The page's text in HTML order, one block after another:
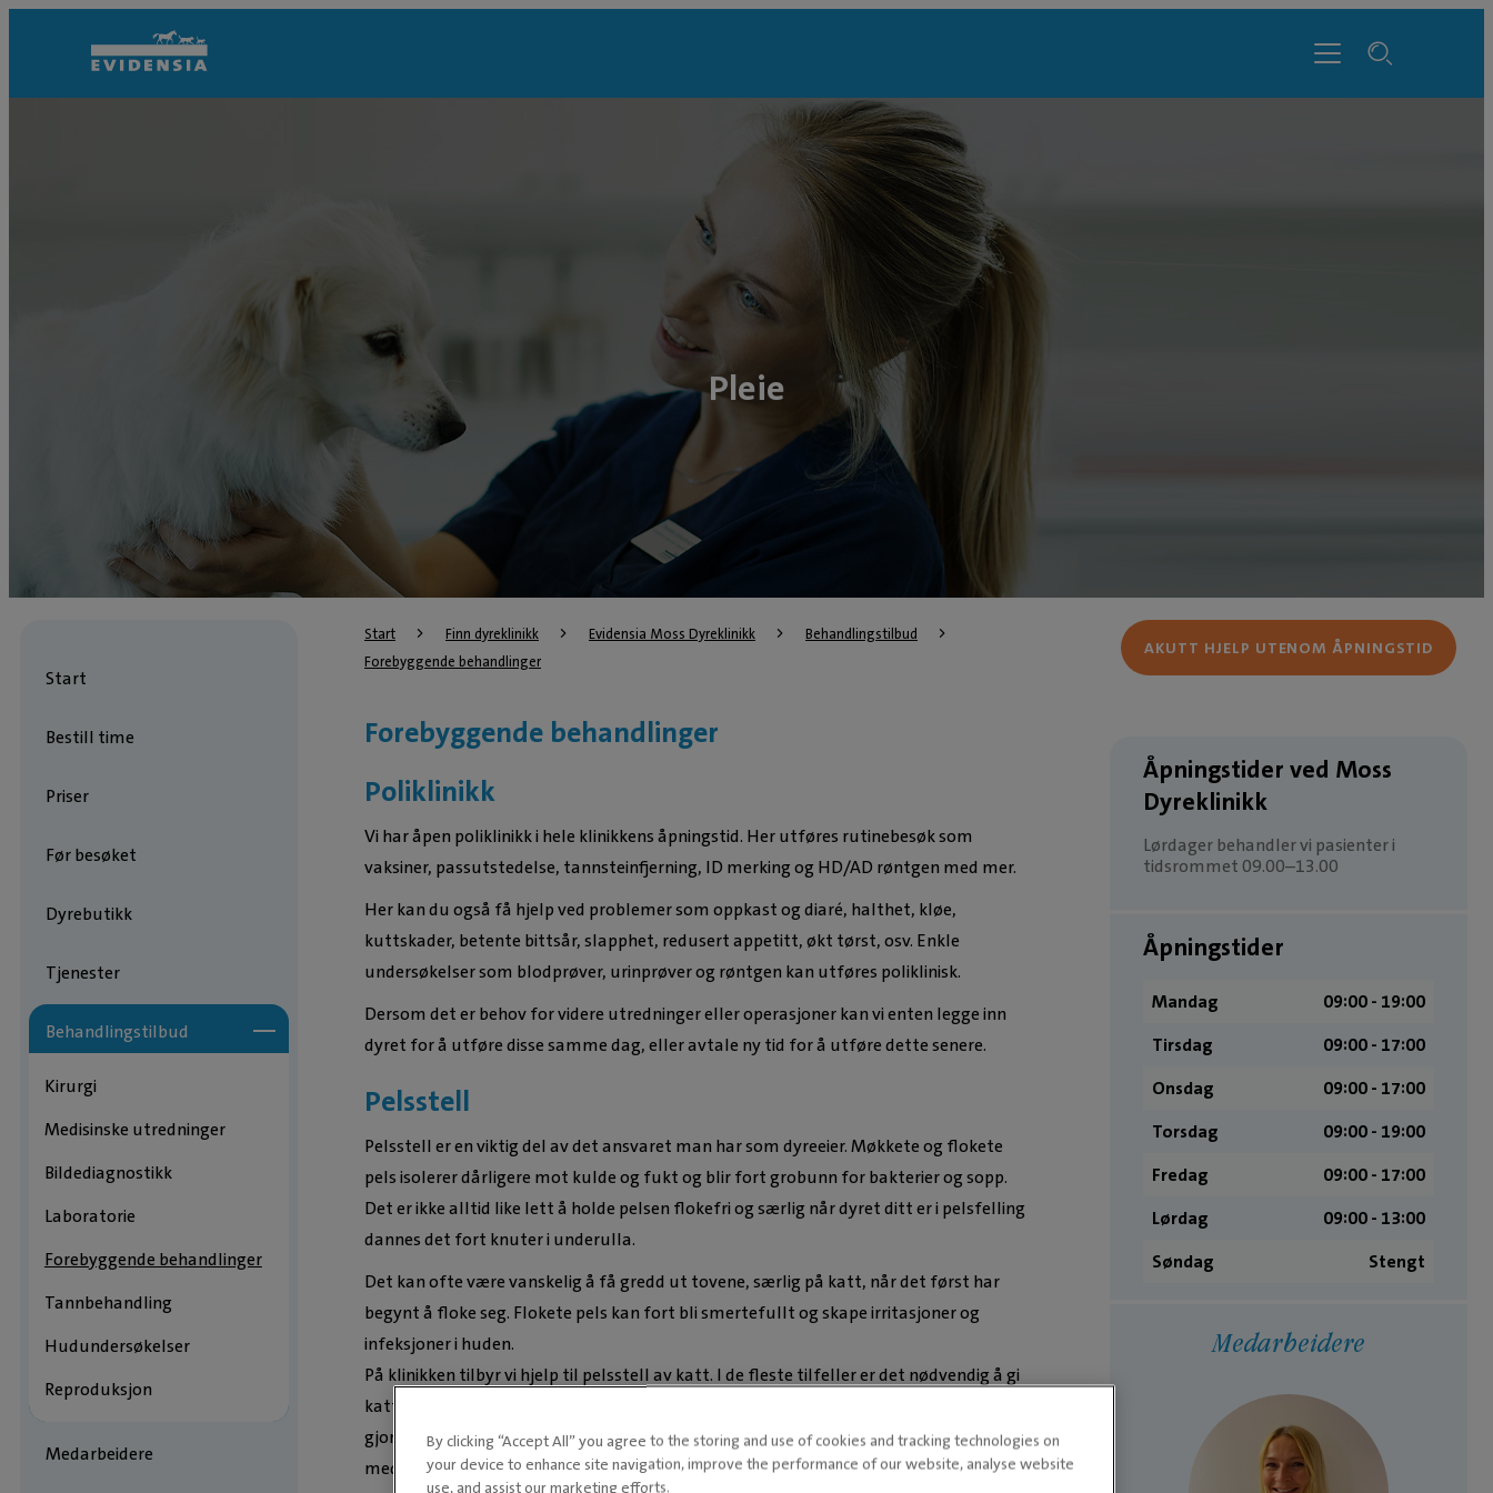
Pleie
Start Finn dyreklinikk Evidensia Moss Dyreklinikk
Behandlingstilbud
Forebyggende behandlinger
Start
Bestill time
Priser
Før besøket
Dyrebutikk
Tjenester
Behandlingstilbud
Kirurgi
Medisinske utredninger
Bildediagnostikk
Laboratorie
Forebyggende behandlinger
Tannbehandling
Hudundersøkelser
Reproduksjon
Medarbeidere
Forebyggende behandlinger
Poliklinikk
Vi har åpen poliklinikk i hele klinikkens åpningstid. Her utføres rutinebesøk som
vaksiner, passutstedelse, tannsteinfjerning, ID merking og HD/AD røntgen med mer.
Her kan du også få hjelp ved problemer som oppkast og diaré, halthet, kløe,
kuttskader, betente bittsår, slapphet, redusert appetitt, økt tørst, osv. Enkle
undersøkelser som blodprøver, urinprøver og røntgen kan utføres poliklinisk.
Dersom det er behov for videre utredninger eller operasjoner kan vi enten legge inn
dyret for å utføre disse samme dag, eller avtale ny tid for å utføre dette senere.
Pelsstell
Pelsstell er en viktig del av det ansvaret man har som dyreeier. Møkkete og flokete
pels isolerer dårligere mot kulde og fukt og blir fort grobunn for bakterier og sopp.
Det er ikke alltid like lett å holde pelsen flokefri og særlig når dyret ditt er i pelsfelling
dannes det fort knuter i underulla.
Det kan ofte være vanskelig å få gredd ut tovene, særlig på katt, når det først har
begynt å floke seg. Flokete pels kan fort bli smertefullt og skape irritasjoner og
infeksjoner i huden.
På klinikken tilbyr vi hjelp til pelsstell av katt. I de fleste tilfeller er det nødvendig å gi
katten noe lett å sove på, både for ikke å stresse katten unødig men også for å få
gjort en god nok jobb. Under bedøvelsen grer vi ut floker og trimmer underpelsen
med en spesialbørste. Noen ganger vil det være nødvendig å klippe vekk tovene og
AKUTT HJELP UTENOM ÅPNINGSTID
Åpningstider ved Moss
Dyreklinikk
Lørdager behandler vi pasienter i
tidsrommet 09.00–13.00
Åpningstider
Mandag
09:00 ­- 19:00
Tirsdag
09:00 ­- 17:00
Onsdag
09:00 ­- 17:00
Torsdag
09:00 ­- 19:00
Fredag
09:00 ­- 17:00
Lørdag
09:00 ­- 13:00
Søndag
Stengt
Medarbeidere
By clicking “Accept All” you agree to the storing and use of cookies and tracking technologies on
your device to enhance site navigation, improve the performance of our website, analyse website
use, and assist our marketing efforts.